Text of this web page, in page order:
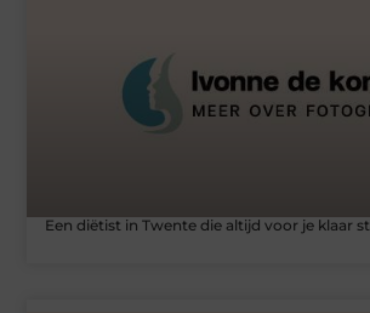
Een diëtist in Twente die altijd voor je klaar